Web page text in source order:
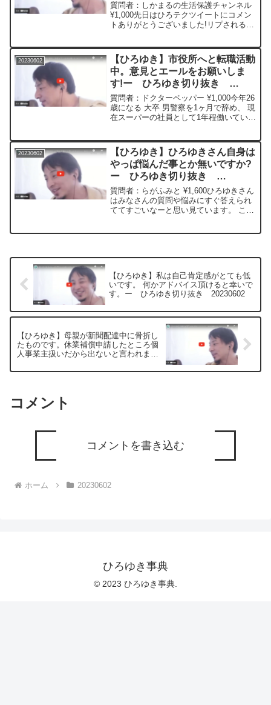
抜き 20230602
質問者：しかまるの生活保護チャンネル
¥1,000先日はひろテクツイートにコメン
トありがとうございました!リプされると
な人なんだと感じました。 恐らくそれ故
に利用され...
20230602
【ひろゆき】市役所へと転職活動
中。意見とエールをお願いしま
す!ー ひろゆき切り抜き
20230602
質問者：ドクターペッパー ¥1,000今年26
歳になる 大卒 男警察を1ヶ月で辞め、 現
在スーパーの社員として1年程働いている
を続けながら公務員講座に通い、 1~2年
後...
20230602
【ひろゆき】ひろゆきさん自身は
やっぱ悩んだ事とか無いですか?
ー ひろゆき切り抜き
20230602
質問者：らがふみと ¥1,600ひろゆきさん
はみなさんの質問や悩みにすぐ答えられ
ててすごいなーと思い見ています。 これ
【ひろゆき】私は自己肯定感がとても低
いです。 何かアドバイス頂けると幸いで
す。ー ひろゆき切り抜き 20230602
【ひろゆき】母親が新聞配達中に骨折し
たものです。休業補償申請したところ個
人事業主扱いだから出ないと言われまし
コメント
コメントを書き込む
ホーム 20230602
ひろゆき事典
© 2023 ひろゆき事典.